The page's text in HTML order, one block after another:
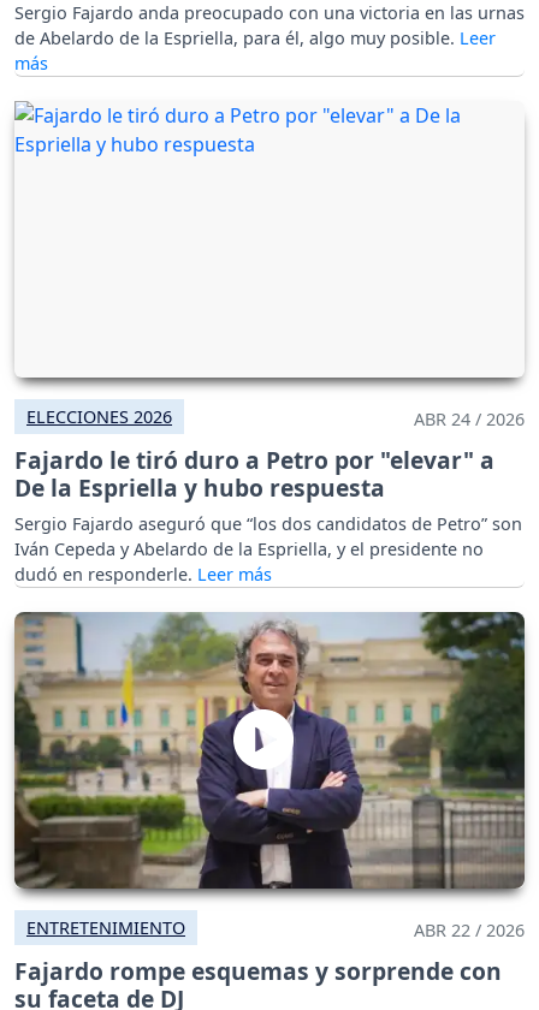
Sergio Fajardo anda preocupado con una victoria en las urnas
de Abelardo de la Espriella, para él, algo muy posible.
ELECCIONES 2026 ABR 24 / 2026
Fajardo le tiró duro a Petro por "elevar" a
De la Espriella y hubo respuesta
Sergio Fajardo aseguró que “los dos candidatos de Petro” son
Iván Cepeda y Abelardo de la Espriella, y el presidente no
dudó en responderle.
ENTRETENIMIENTO ABR 22 / 2026
Fajardo rompe esquemas y sorprende con
su faceta de DJ